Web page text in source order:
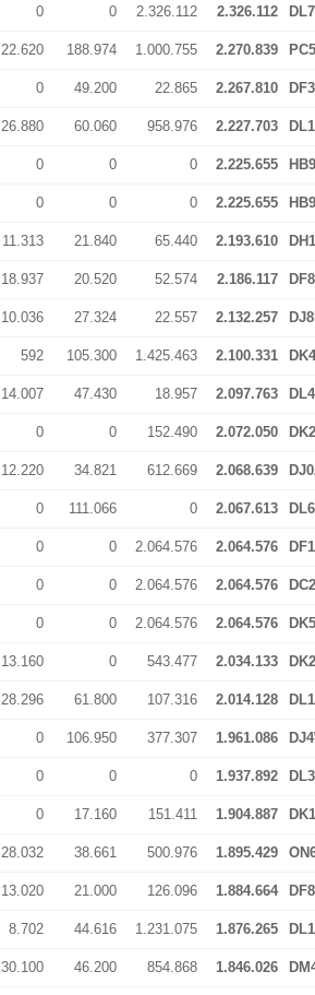
0 0 2.326.112 2.326.112
22.620 188.974 1.000.755 2.270.839
0 49.200 22.865 2.267.810
26.880 60.060 958.976 2.227.703
0 0 0 2.225.655
0 0 0 2.225.655
11.313 21.840 65.440 2.193.610
18.937 20.520 52.574 2.186.117
10.036 27.324 22.557 2.132.257
592 105.300 1.425.463 2.100.331
14.007 47.430 18.957 2.097.763
0 0 152.490 2.072.050
12.220 34.821 612.669 2.068.639
0 111.066 0 2.067.613
0 0 2.064.576 2.064.576
0 0 2.064.576 2.064.576
0 0 2.064.576 2.064.576
13.160 0 543.477 2.034.133
28.296 61.800 107.316 2.014.128
0 106.950 377.307 1.961.086
0 0 0 1.937.892
0 17.160 151.411 1.904.887
28.032 38.661 500.976 1.895.429
13.020 21.000 126.096 1.884.664
8.702 44.616 1.231.075 1.876.265
30.100 46.200 854.868 1.846.026